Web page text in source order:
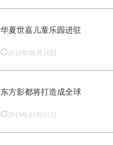
华夏世嘉儿童乐园进驻
2018年08月16日
东方影都将打造成全球
2019年03月01日